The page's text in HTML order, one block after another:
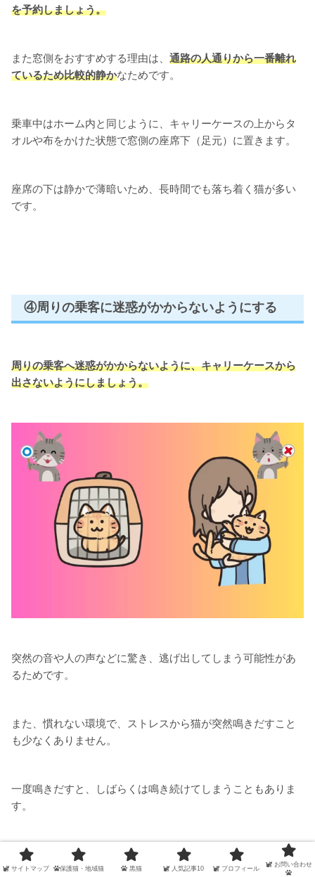
を予約しましょう。
また窓側をおすすめする理由は、 通路の人通りから一番離れ
ているため比較的静かなためです。
乗車中はホーム内と同じように、キャリーケースの上からタ
オルや布をかけた状態で窓側の座席下（足元）に置きます。
座席の下は静かで薄暗いため、長時間でも落ち着く猫が多い
です。
④周りの乗客に迷惑がかからないようにする
周りの乗客へ迷惑がかからないように、キャリーケースから
出さないようにしましょう。
突然の音や人の声などに驚き、逃げ出してしまう可能性があ
るためです。
また、慣れない環境で、ストレスから猫が突然鳴きだすこと
も少なくありません。
一度鳴きだすと、しばらくは鳴き続けてしまうこともありま
す。
猫が鳴き始めたら連結部分のデッキするなど、静かで落ち着
くところへケースごと移動させ、周囲の乗客へのトラブルを
サイトマップ 保護猫・地域猫 黒猫 人気記事10 プロフィール
お問い合わせ